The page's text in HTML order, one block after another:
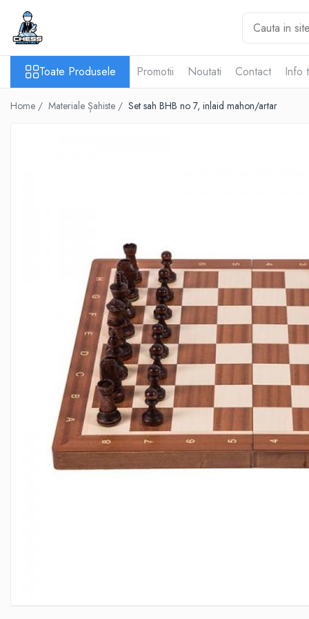
Toate Produsele
Materiale Șahiste
Accesorii tabla
Colectie De Partide
colectie de partide
Computere de sah
Instruire Generala
Instruire Generala
Lemn De Boxwood
Lemn De Carpen (hornbeam)
Lemn De Sheesham
Toate Produsele Promotii Noutati Contact Info
Home / Materiale Șahiste / Set sah BHB no 7, inlaid mahon/artar